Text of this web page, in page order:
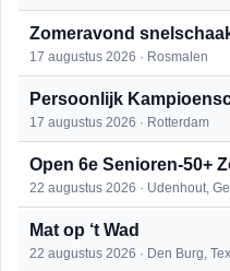
Zomeravond
17 augustus 2026 · Rosmalen
Persoonlijk
17 augustus 2026 · Rotterdam
Open 6e Senioren-50+
22 augustus 2026 · Udenhout,
Mat op ‘t Wad
22 augustus 2026 · Den Burg,